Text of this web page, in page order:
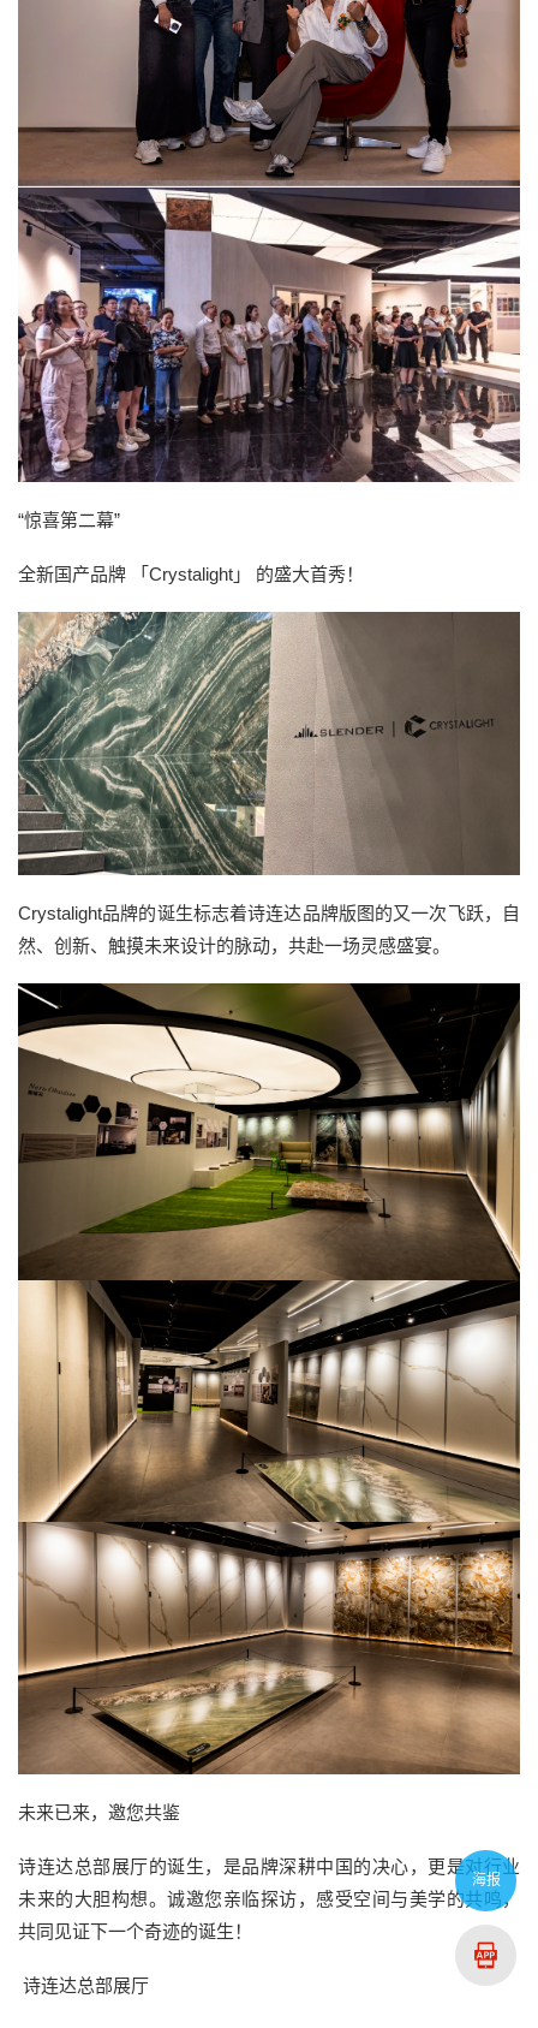
“惊喜第二幕”
全新国产品牌 「Crystalight」 的盛大首秀！
Crystalight品牌的诞生标志着诗连达品牌版图的又一次飞跃，自
然、创新、触摸未来设计的脉动，共赴一场灵感盛宴。
未来已来，邀您共鉴
诗连达总部展厅的诞生，是品牌深耕中国的决心，更是对行业
未来的大胆构想。诚邀您亲临探访，感受空间与美学的共鸣，
共同见证下一个奇迹的诞生！
诗连达总部展厅
海报